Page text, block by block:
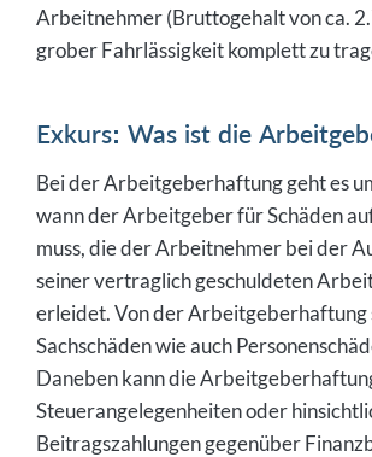
Arbeitnehmer (Bruttogehalt von ca.
grober Fahrlässigkeit komplett zu
Exkurs: Was ist die
Bei der Arbeitgeberhaftung geht es
wann der Arbeitgeber für Schäden
muss, die der Arbeitnehmer bei der
seiner vertraglich geschuldeten
erleidet. Von der Arbeitgeberhaftung
Sachschäden wie auch
Daneben kann die
Steuerangelegenheiten oder
Beitragszahlungen gegenüber